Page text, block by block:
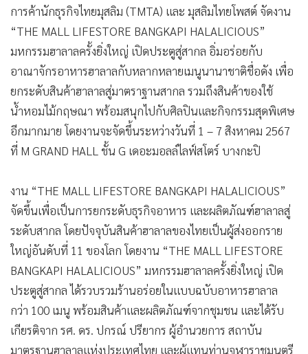
การค้านักธุรกิจไทยมุสลิม (TMTA) และ มุสลิมไทยโพสต์ จัดงาน
“THE MALL LIFESTORE BANGKAPI HALALICIOUS”
มหกรรมฮาลาลครั้งยิ่งใหญ่ เปิดประตูสู่สากล อิ่มอร่อยกับ
อาณาจักรอาหารฮาลาลกับหลากหลายเมนูนานาชาติชื่อดัง เพื่อ
ยกระดับสินค้าฮาลาลสู่มาตราฐานสากล รวมถึงสินค้าของใช้
น้ำหอมไม้กฤษณา พร้อมสนุกไปกับศิลปินและกิจกรรมสุดพิเศษ
อีกมากมาย โดยงานจะจัดขึ้นระหว่างวันที่ 1 – 7 สิงหาคม 2567
ที่ M GRAND HALL ชั้น G เดอะมอลล์ไลฟ์สโตร์ บางกะปิ
งาน “THE MALL LIFESTORE BANGKAPI HALALICIOUS”
จัดขึ้นเพื่อเป็นการยกระดับธุรกิจอาหาร และผลิตภัณฑ์ฮาลาลสู่
ระดับสากล โดยปัจจุบันสินค้าฮาลาลของไทยเป็นผู้ส่งออกราย
ใหญ่อันดับที่ 11 ของโลก โดยงาน “THE MALL LIFESTORE
BANGKAPI HALALICIOUS” มหกรรมฮาลาลครั้งยิ่งใหญ่ เปิด
ประตูสู่สากล ได้รวบรวมร้านอร่อยในแบบฉบับอาหารฮาลาล
กว่า 100 เมนู พร้อมสินค้าและผลิตภัณฑ์จากชุมชน และได้รับ
เกียรติจาก รศ. ดร. ปกรณ์ ปรียากร ผู้อำนวยการ สถาบัน
มาตรฐานฮาลาลแห่งประเทศไทย และผู้แทนท่านจุฬาราชมนตรี